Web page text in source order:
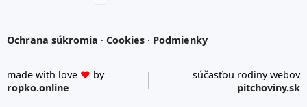
Ochrana súkromia · Cookies · Podmienky
made with love ♥ by
ropko.online
súčasťou rodiny webov
pitchoviny.sk